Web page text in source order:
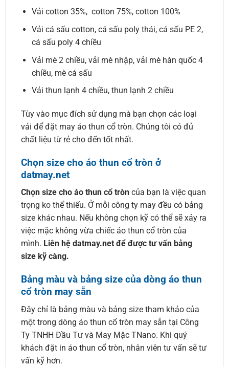
Vải cotton 35%, cotton 75%, cotton 100%
Vải cá sấu cotton, cá sấu poly thái, cá sấu PE 2,
cá sấu poly 4 chiều
Vải mè 2 chiều, vải mè nhập, vải mè hàn quốc 4
chiều, mè cá sấu
Vải thun lạnh 4 chiều, thun lạnh 2 chiều
Tùy vào mục đích sử dụng mà bạn chọn các loại
vải để đặt may áo thun cổ tròn. Chúng tôi có đủ
chất liệu từ rẻ cho đến tốt nhất.
Chọn size cho áo thun cổ tròn ở
datmay.net
Chọn size cho áo thun cổ tròn của bạn là việc quan
trọng ko thể thiếu. Ở mỗi công ty may đều có bảng
size khác nhau. Nếu không chọn kỹ có thể sẽ xảy ra
việc mặc không vừa chiếc áo thun cổ tròn của
mình. Liên hệ datmay.net để được tư vấn bảng
size kỹ càng.
Bảng màu và bảng size của dòng áo thun
cổ tròn may sẵn
Đây chỉ là bảng màu và bảng size tham khảo của
một trong dòng áo thun cổ tròn may sẵn tại Công
Ty TNHH Đầu Tư và May Mặc TNano. Khi quý
khách đặt in áo thun cổ tròn, nhân viên tư vấn sẽ tư
vấn kỹ hơn.